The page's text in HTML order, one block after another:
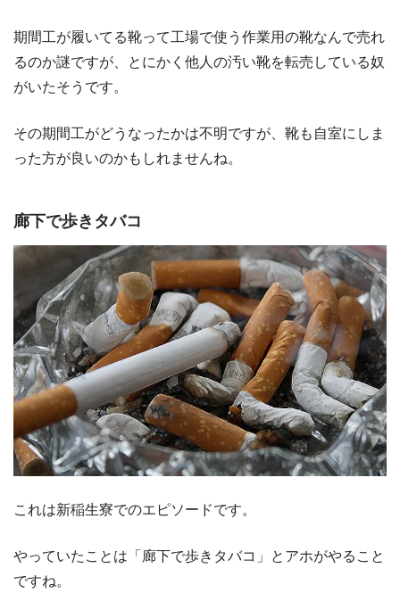
期間工が履いてる靴って工場で使う作業用の靴なんで売れ
るのか謎ですが、とにかく他人の汚い靴を転売している奴
がいたそうです。
その期間工がどうなったかは不明ですが、靴も自室にしま
った方が良いのかもしれませんね。
廊下で歩きタバコ
これは新稲生寮でのエピソードです。
やっていたことは「廊下で歩きタバコ」とアホがやること
ですね。